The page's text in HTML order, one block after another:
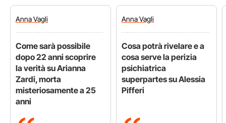
AnnaVagli
Come sarà possibile
dopo 22 anni scoprire
la verità su Arianna
Zardi, morta
misteriosamente a 25
anni
AnnaVagli
Cosa potrà rivelare e a
cosa serve la perizia
psichiatrica
superpartes su Alessia
Pifferi